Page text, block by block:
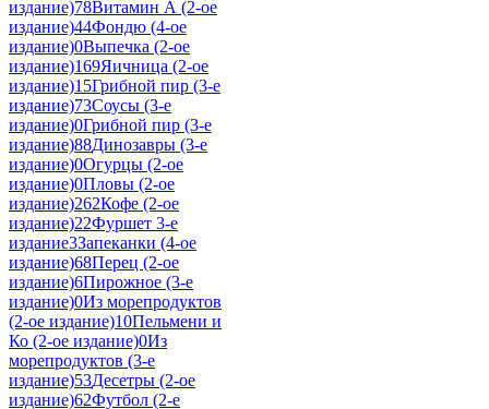
издание)78Витамин А (2-ое
издание)44Фондю (4-ое
издание)0Выпечка (2-ое
издание)169Яичница (2-ое
издание)15Грибной пир (3-е
издание)73Соусы (3-е
издание)0Грибной пир (3-е
издание)88Динозавры (3-е
издание)0Огурцы (2-ое
издание)0Пловы (2-ое
издание)262Кофе (2-ое
издание)22Фуршет 3-е
издание3Запеканки (4-ое
издание)68Перец (2-ое
издание)6Пирожное (3-е
издание)0Из морепродуктов
(2-ое издание)10Пельмени и
Ко (2-ое издание)0Из
морепродуктов (3-е
издание)53Десетры (2-ое
издание)62Футбол (2-е